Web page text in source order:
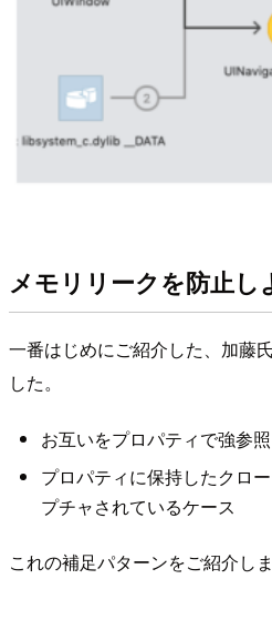
メモリリークを防止し
一番はじめにご紹介した、加藤
した。
お互いをプロパティで強参
プロパティに保持したクロ
プチャされているケース
これの補足パターンをご紹介しま